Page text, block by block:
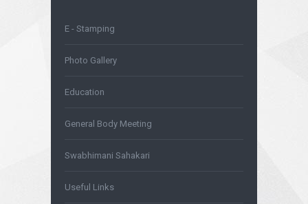
E - Stamping
Photo Gallery
Education
General Body Meeting
Swabhimani Sahakari
Useful Links